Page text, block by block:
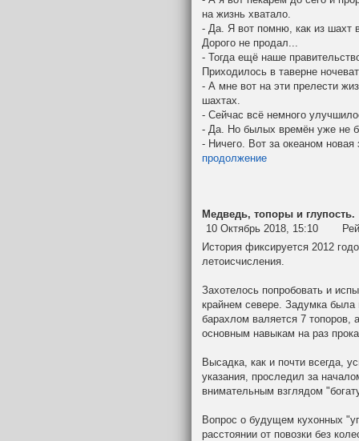
на жизнь хватало.
- Да. Я вот помню, как из шахт
Дорого не продал...
- Тогда ещё наше
Приходилось в таверне
- А мне вот на эти прелести
шахтах.
- Сейчас всё немного
- Да. Но былых времён уже не
- Ничего. Вот за океаном
продолжение
Медведь, топоры и глупость.
10 Октябрь 2018, 15:10
История фиксируется 2012
летоисчисления.
Захотелось попробовать и
крайнем севере. Задумка была
барахлом валяется 7 топоров,
основным навыкам на раз
Высадка, как и почти всегда,
указания, проследил за
внимательным взглядом
Вопрос о будущем кухонных
расстоянии от повозки без